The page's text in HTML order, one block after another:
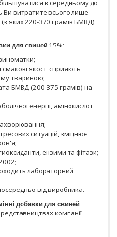
в середньому до
Ви витратите всього лише
яких 220-370 грамів БМВД)
для свиней 15%:
смакові якості сприяють
твариною;
БМВД (200-375 грамів) на
енергії, амінокислот
ситуацій, зміцнює
ензими та фітази;
лабораторний
від виробника.
добавки для свиней
компанії